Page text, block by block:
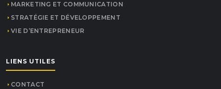
MARKETING ET COMMUNICATION
STRATÉGIE ET DÉVELOPPEMENT
VIE D’ENTREPRENEUR
LIENS UTILES
CONTACT